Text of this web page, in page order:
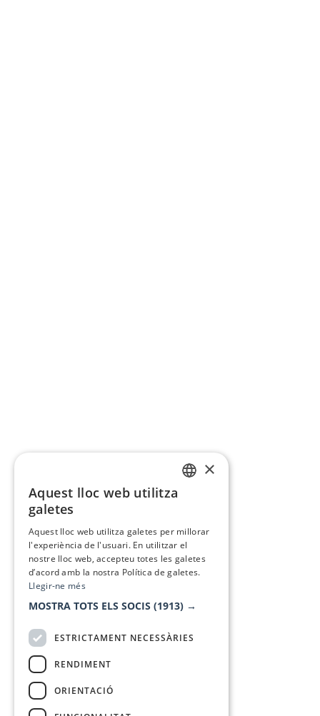
×
Aquest lloc web utilitza
galetes
Aquest lloc web utilitza galetes per millorar
l'experiència de l'usuari. En utilitzar el
nostre lloc web, accepteu totes les galetes
d’acord amb la nostra Política de galetes.
Llegir-ne més
MOSTRA TOTS ELS SOCIS (1913) →
ESTRICTAMENT NECESSÀRIES
RENDIMENT
ORIENTACIÓ